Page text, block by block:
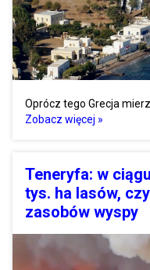
Oprócz tego Grecja
Zobacz więcej »
Teneryfa: w
tys. ha lasów,
zasobów wyspy